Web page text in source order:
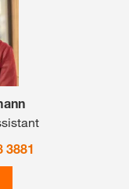
3881